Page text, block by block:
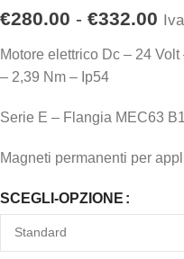
€280.00 - €332.00
Motore elettrico Dc – 24
– 2,39 Nm – Ip54
Serie E – Flangia MEC63
Magneti permanenti per
SCEGLI-OPZIONE